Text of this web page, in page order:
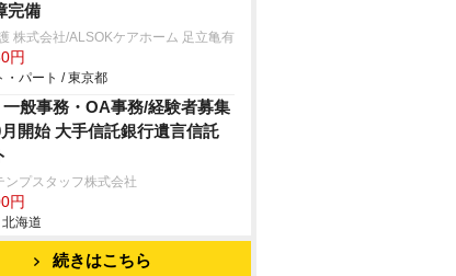
完備
株式会社/ALSOKケアホーム 足立亀有
円
・パート / 東京都
一般事務・OA事務/経験者募集
開始 大手信託銀行遺言信託
ンプスタッフ株式会社
円
海道
続きはこちら